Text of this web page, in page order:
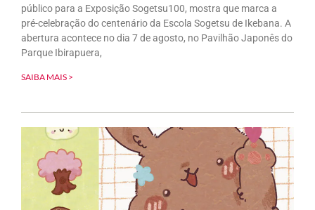
público para a Exposição Sogetsu100, mostra que marca a
pré-celebração do centenário da Escola Sogetsu de Ikebana. A
abertura acontece no dia 7 de agosto, no Pavilhão Japonês do
Parque Ibirapuera,
SAIBA MAIS >